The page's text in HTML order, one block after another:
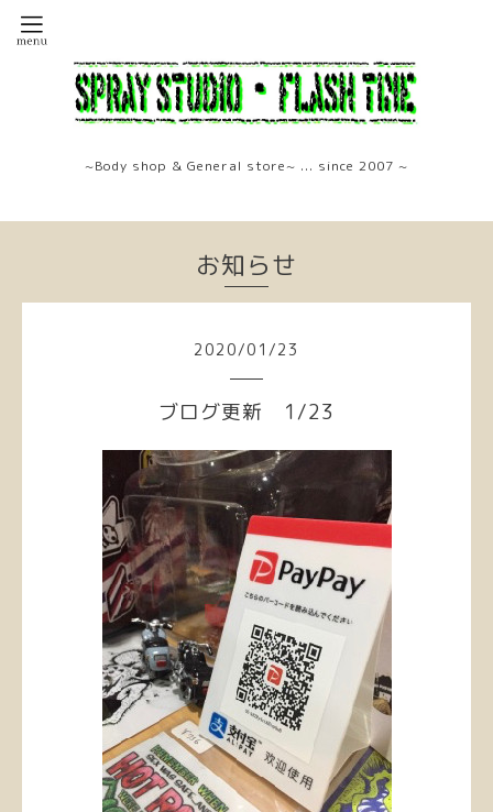
~Body shop & General store~ ... since 2007 ~
お知らせ
2020/01 /23
ブログ更新 1/23